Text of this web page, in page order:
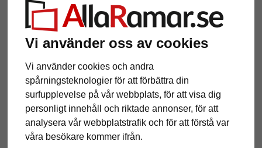
Vi använder oss av cookies
Vi använder cookies och andra
spårningsteknologier för att förbättra din
surfupplevelse på vår webbplats, för att visa dig
personligt innehåll och riktade annonser, för att
analysera vår webbplatstrafik och för att förstå var
våra besökare kommer ifrån.
Aluminiumram Tera